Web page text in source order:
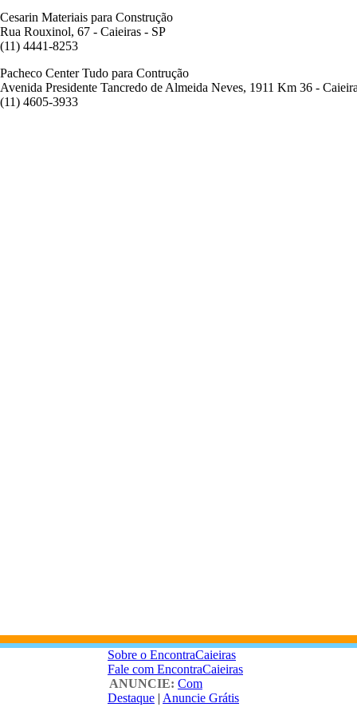
Cesarin Materiais para Construção
Rua Rouxinol, 67 - Caieiras - SP
(11) 4441-8253
Pacheco Center Tudo para Contrução
Avenida Presidente Tancredo de Almeida Neves, 1911 Km 36 -
(11) 4605-3933
Sobre o EncontraCaieiras
Fale com EncontraCaieiras
ANUNCIE: Com
Destaque | Anuncie Grátis